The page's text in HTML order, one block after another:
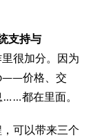
支持与
里很加分。因为
价格、交
都在里面。
可以带来三个